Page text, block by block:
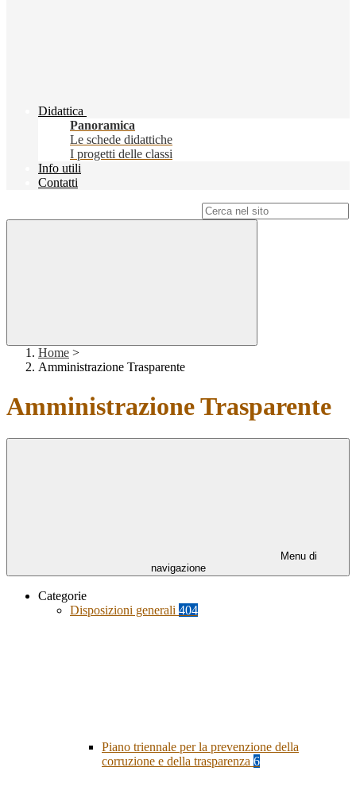
Didattica
Panoramica
Le schede didattiche
I progetti delle classi
Info utili
Contatti
Home >
Amministrazione Trasparente
Amministrazione Trasparente
Menu di
navigazione
Categorie
Disposizioni generali 404
Piano triennale per la prevenzione della
corruzione e della trasparenza 6